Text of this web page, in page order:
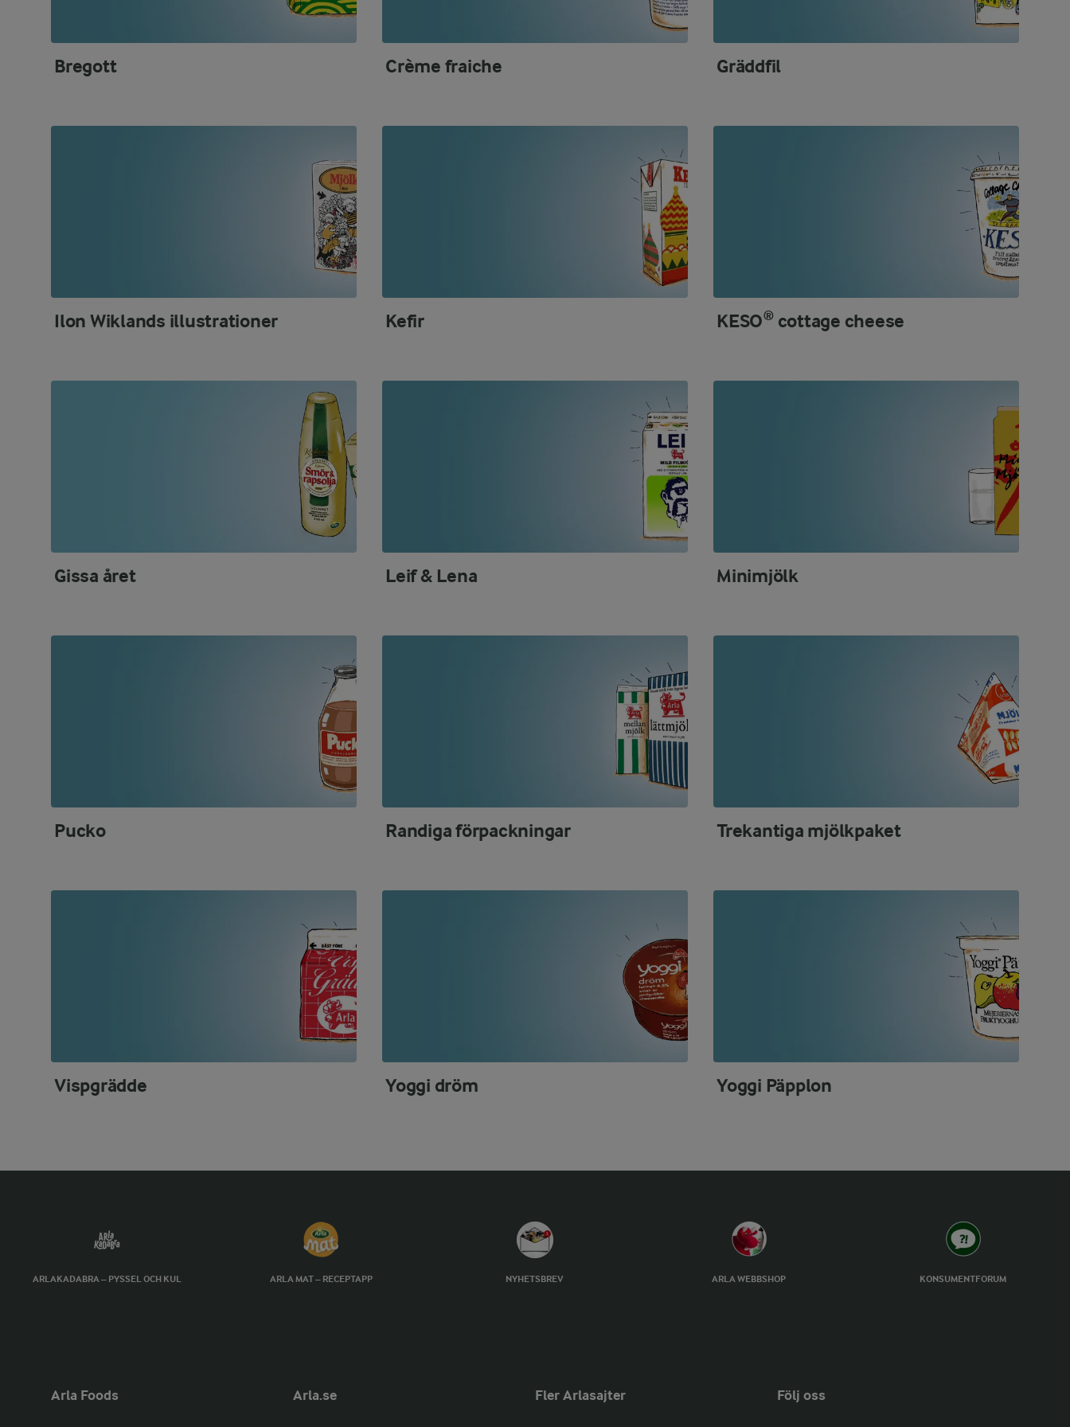
Bregott Crème fraiche Gräddfil
Ilon Wiklands illustrationer Kefir KESO® cottage cheese
Gissa året Leif & Lena Minimjölk
Pucko Randiga förpackningar Trekantiga mjölkpaket
Vispgrädde Yoggi dröm Yoggi Päpplon
ARLAKADABRA – PYSSEL OCH KUL ARLA MAT – RECEPTAPP NYHETSBREV ARLA WEBBSHOP KONSUMENTFORUM
Arla Foods Arla.se Fler Arlasajter Följ oss